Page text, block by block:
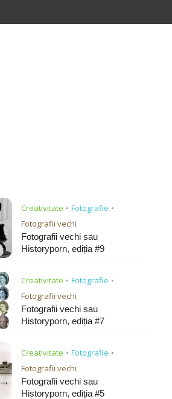
Creativitate • Fotografie •
Fotografii vechi
Fotografii vechi sau
Historyporn, ediția #9
Creativitate • Fotografie •
Fotografii vechi
Fotografii vechi sau
Historyporn, ediția #7
Creativitate • Fotografie •
Fotografii vechi
Fotografii vechi sau
Historyporn, ediția #5